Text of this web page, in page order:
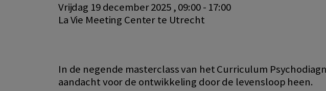
vrijdag 19 december 2025 , 09:00 - 17:00
La Vie Meeting Center te Utrecht
In de negende masterclass van het Curriculum
aandacht voor de ontwikkeling door de levensloop heen.